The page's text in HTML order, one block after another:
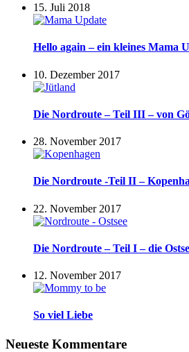
15. Juli 2018
Hello again – ein kleines Mama
10. Dezember 2017
Die Nordroute – Teil III – von
28. November 2017
Die Nordroute -Teil II –
22. November 2017
Die Nordroute – Teil I – die
12. November 2017
So viel Liebe
Neueste Kommentare